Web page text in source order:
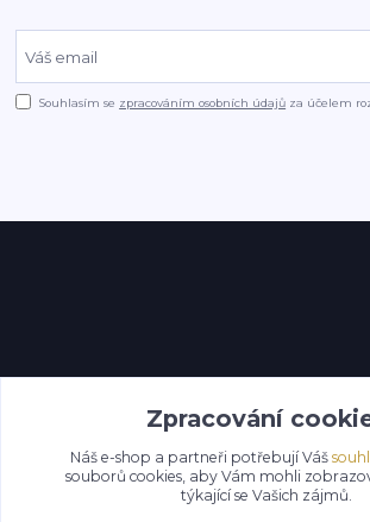
Souhlasím se zpracováním osobních údajů za účelem
Zpracování
Náš e-shop a partneři potřebují Váš
souborů cookies, aby Vám mohli
týkající se Vašich zájmů.